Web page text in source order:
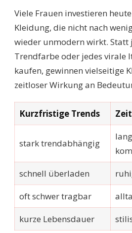
Viele Frauen investieren
Kleidung, die nicht nach
wieder unmodern wirkt. Statt
Trendfarbe oder jedes virale
kaufen, gewinnen vielseitige
zeitloser Wirkung an
Kurzfristige Trends
stark trendabhängig
schnell überladen
oft schwer tragbar
kurze Lebensdauer